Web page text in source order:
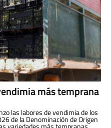
más temprana
las labores de vendimia de los
de la Denominación de Origen